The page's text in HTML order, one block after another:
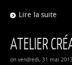
Lire la suite
ATELIER
on vendredi, 31 mai